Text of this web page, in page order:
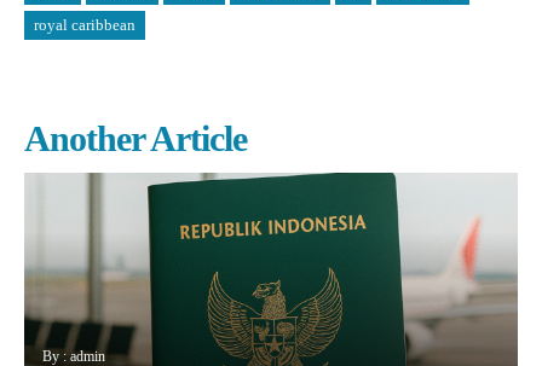
royal caribbean
Another Article
By : admin